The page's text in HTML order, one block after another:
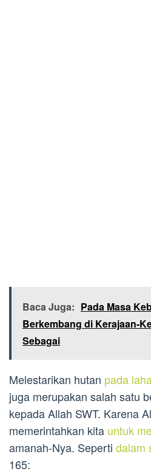
Baca Juga: Pada Masa
Berkembang di Kerajaan-
Sebagai
Melestarikan hutan pada
juga merupakan salah satu
kepada Allah SWT. Karena
memerintahkan kita untuk
amanah-Nya. Seperti dalam
165: